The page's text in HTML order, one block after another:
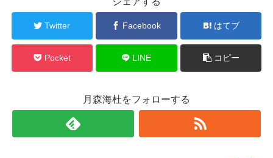
Twitter Facebook はてブ
Pocket LINE コピー
月森海杜をフォローする